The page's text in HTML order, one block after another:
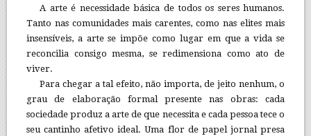
A arte é necessidade básica de todos os seres humanos.
Tanto nas comunidades mais carentes, como nas elites mais
insensíveis, a arte se impõe como lugar em que a vida se
reconcilia consigo mesma, se redimensiona como ato de
viver.
Para chegar a tal efeito, não importa, de jeito nenhum, o
grau de elaboração formal presente nas obras: cada
sociedade produz a arte de que necessita e cada pessoa tece o
seu cantinho afetivo ideal. Uma flor de papel jornal presa